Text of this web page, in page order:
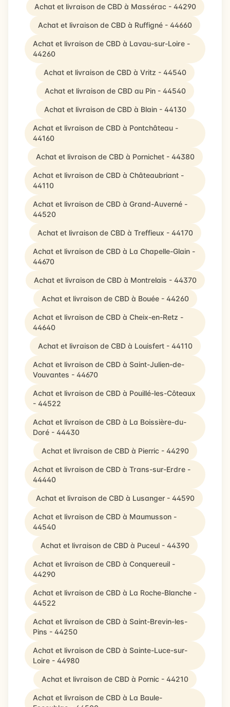
Achat et livraison de CBD à Massérac - 44290
Achat et livraison de CBD à Ruffigné - 44660
Achat et livraison de CBD à Lavau-sur-Loire -
44260
Achat et livraison de CBD à Vritz - 44540
Achat et livraison de CBD au Pin - 44540
Achat et livraison de CBD à Blain - 44130
Achat et livraison de CBD à Pontchâteau -
44160
Achat et livraison de CBD à Pornichet - 44380
Achat et livraison de CBD à Châteaubriant -
44110
Achat et livraison de CBD à Grand-Auverné -
44520
Achat et livraison de CBD à Treffieux - 44170
Achat et livraison de CBD à La Chapelle-Glain -
44670
Achat et livraison de CBD à Montrelais - 44370
Achat et livraison de CBD à Bouée - 44260
Achat et livraison de CBD à Cheix-en-Retz -
44640
Achat et livraison de CBD à Louisfert - 44110
Achat et livraison de CBD à Saint-Julien-de-
Vouvantes - 44670
Achat et livraison de CBD à Pouillé-les-Côteaux
- 44522
Achat et livraison de CBD à La Boissière-du-
Doré - 44430
Achat et livraison de CBD à Pierric - 44290
Achat et livraison de CBD à Trans-sur-Erdre -
44440
Achat et livraison de CBD à Lusanger - 44590
Achat et livraison de CBD à Maumusson -
44540
Achat et livraison de CBD à Puceul - 44390
Achat et livraison de CBD à Conquereuil -
44290
Achat et livraison de CBD à La Roche-Blanche -
44522
Achat et livraison de CBD à Saint-Brevin-les-
Pins - 44250
Achat et livraison de CBD à Sainte-Luce-sur-
Loire - 44980
Achat et livraison de CBD à Pornic - 44210
Achat et livraison de CBD à La Baule-